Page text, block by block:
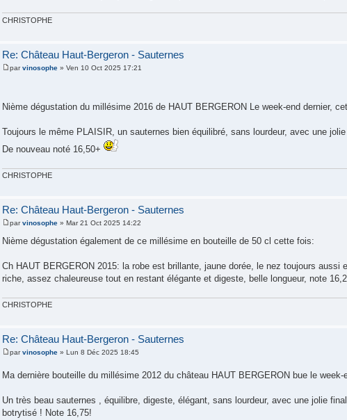
CHRISTOPHE
Re: Château Haut-Bergeron - Sauternes
parvinosophe» Ven 10 Oct 2025 17:21
Nième dégustation du millésime 2016 de HAUT BERGERON Le week-end dernier,
Toujours le même PLAISIR, un sauternes bien équilibré, sans lourdeur, avec une
De nouveau noté 16,50+
CHRISTOPHE
Re: Château Haut-Bergeron - Sauternes
parvinosophe» Mar 21 Oct 2025 14:22
Nième dégustation également de ce millésime en bouteille de 50 cl cette fois:
Ch HAUT BERGERON 2015: la robe est brillante, jaune dorée, le nez toujours
riche, assez chaleureuse tout en restant élégante et digeste, belle longueur, note
CHRISTOPHE
Re: Château Haut-Bergeron - Sauternes
parvinosophe» Lun 8 Déc 2025 18:45
Ma dernière bouteille du millésime 2012 du château HAUT BERGERON bue le week-
Un très beau sauternes , équilibre, digeste, élégant, sans lourdeur, avec une jolie
botrytisé ! Note 16,75!